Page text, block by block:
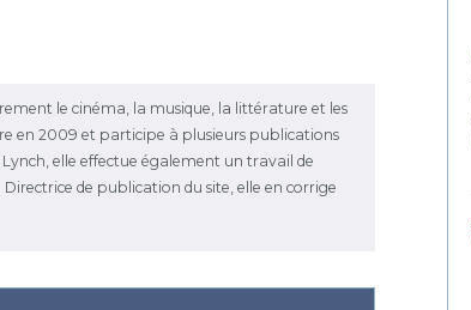
le cinéma, la musique, la littérature et les
en 2009 et participe à plusieurs publications
elle effectue également un travail de
de publication du site, elle en corrige